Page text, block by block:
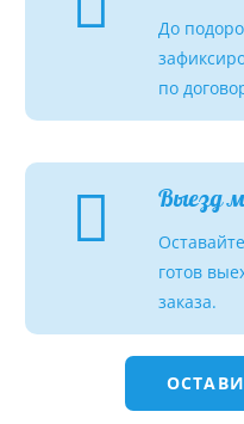
До
по
Выезд
готов
заказа.